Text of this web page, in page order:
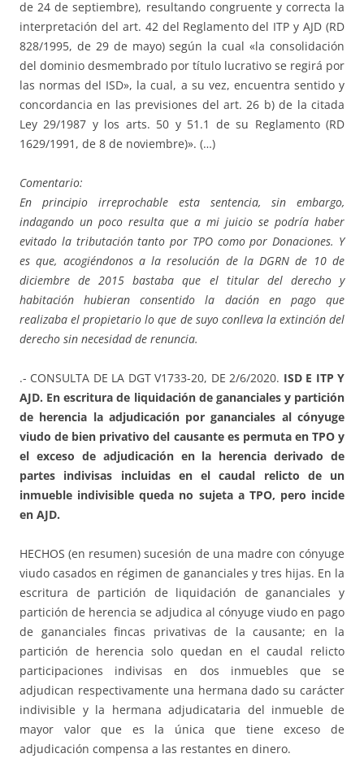
de 24 de septiembre), resultando congruente y correcta la
interpretación del art. 42 del Reglamento del ITP y AJD (RD
828/1995, de 29 de mayo) según la cual «la consolidación
del dominio desmembrado por título lucrativo se regirá por
las normas del ISD», la cual, a su vez, encuentra sentido y
concordancia en las previsiones del art. 26 b) de la citada
Ley 29/1987 y los arts. 50 y 51.1 de su Reglamento (RD
1629/1991, de 8 de noviembre)». (…)
Comentario:
En principio irreprochable esta sentencia, sin embargo,
indagando un poco resulta que a mi juicio se podría haber
evitado la tributación tanto por TPO como por Donaciones. Y
es que, acogiéndonos a la resolución de la DGRN de 10 de
diciembre de 2015 bastaba que el titular del derecho y
habitación hubieran consentido la dación en pago que
realizaba el propietario lo que de suyo conlleva la extinción del
derecho sin necesidad de renuncia.
.- CONSULTA DE LA DGT V1733-20, DE 2/6/2020. ISD E ITP Y
AJD. En escritura de liquidación de gananciales y partición
de herencia la adjudicación por gananciales al cónyuge
viudo de bien privativo del causante es permuta en TPO y
el exceso de adjudicación en la herencia derivado de
partes indivisas incluidas en el caudal relicto de un
inmueble indivisible queda no sujeta a TPO, pero incide
en AJD.
HECHOS (en resumen) sucesión de una madre con cónyuge
viudo casados en régimen de gananciales y tres hijas. En la
escritura de partición de liquidación de gananciales y
partición de herencia se adjudica al cónyuge viudo en pago
de gananciales fincas privativas de la causante; en la
partición de herencia solo quedan en el caudal relicto
participaciones indivisas en dos inmuebles que se
adjudican respectivamente una hermana dado su carácter
indivisible y la hermana adjudicataria del inmueble de
mayor valor que es la única que tiene exceso de
adjudicación compensa a las restantes en dinero.